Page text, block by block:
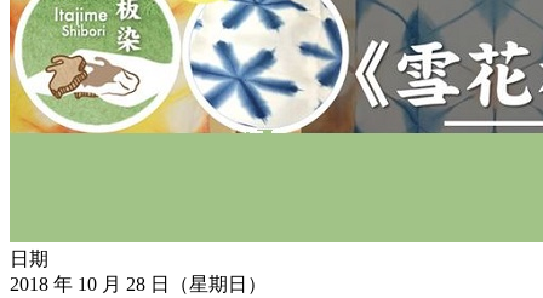
日期
2018 年 10 月 28 日（星期日）